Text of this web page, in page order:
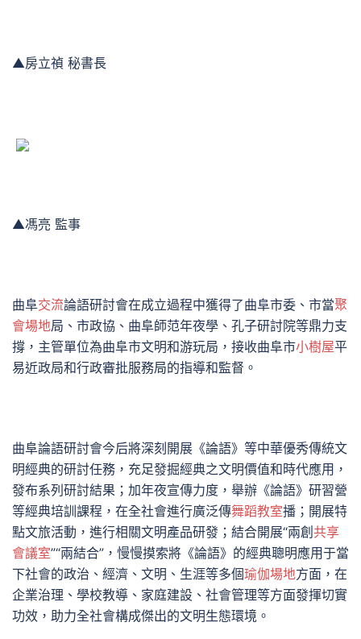
▲房立禎 秘書長
▲馮亮 監事
曲阜交流論語研討會在成立過程中獲得了曲阜市委、市當聚
會場地局、市政協、曲阜師范年夜學、孔子研討院等鼎力支
撐，主管單位為曲阜市文明和游玩局，接收曲阜市小樹屋平
易近政局和行政審批服務局的指導和監督。
曲阜論語研討會今后將深刻開展《論語》等中華優秀傳統文
明經典的研討任務，充足發掘經典之文明價值和時代應用，
發布系列研討結果；加年夜宣傳力度，舉辦《論語》研習營
等經典培訓課程，在全社會進行廣泛傳舞蹈教室播；開展特
點文旅活動，進行相關文明產品研發；結合開展“兩創 共享
會議室”“兩結合”，慢慢摸索將《論語》的經典聰明應用于當
下社會的政治、經濟、文明、生涯等多個瑜伽場地方面，在
企業治理、學校教導、家庭建設、社會管理等方面發揮切實
功效，助力全社會構成傑出的文明生態環境。